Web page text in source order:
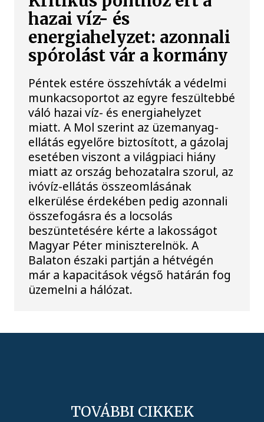
hazai víz- és
energiahelyzet: azonnali
spórolást vár a kormány
Péntek estére összehívták a védelmi
munkacsoportot az egyre feszültebbé
váló hazai víz- és energiahelyzet
miatt. A Mol szerint az üzemanyag-
ellátás egyelőre biztosított, a gázolaj
esetében viszont a világpiaci hiány
miatt az ország behozatalra szorul, az
ivóvíz-ellátás összeomlásának
elkerülése érdekében pedig azonnali
összefogásra és a locsolás
beszüntetésére kérte a lakosságot
Magyar Péter miniszterelnök. A
Balaton északi partján a hétvégén
már a kapacitások végső határán fog
üzemelni a hálózat.
TOVÁBBI CIKKEK